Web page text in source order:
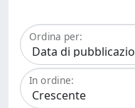
Ordina per:
In ordine: